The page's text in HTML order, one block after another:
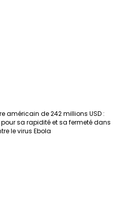
américain de 242 millions USD :
sa rapidité et sa fermeté dans
le virus Ebola